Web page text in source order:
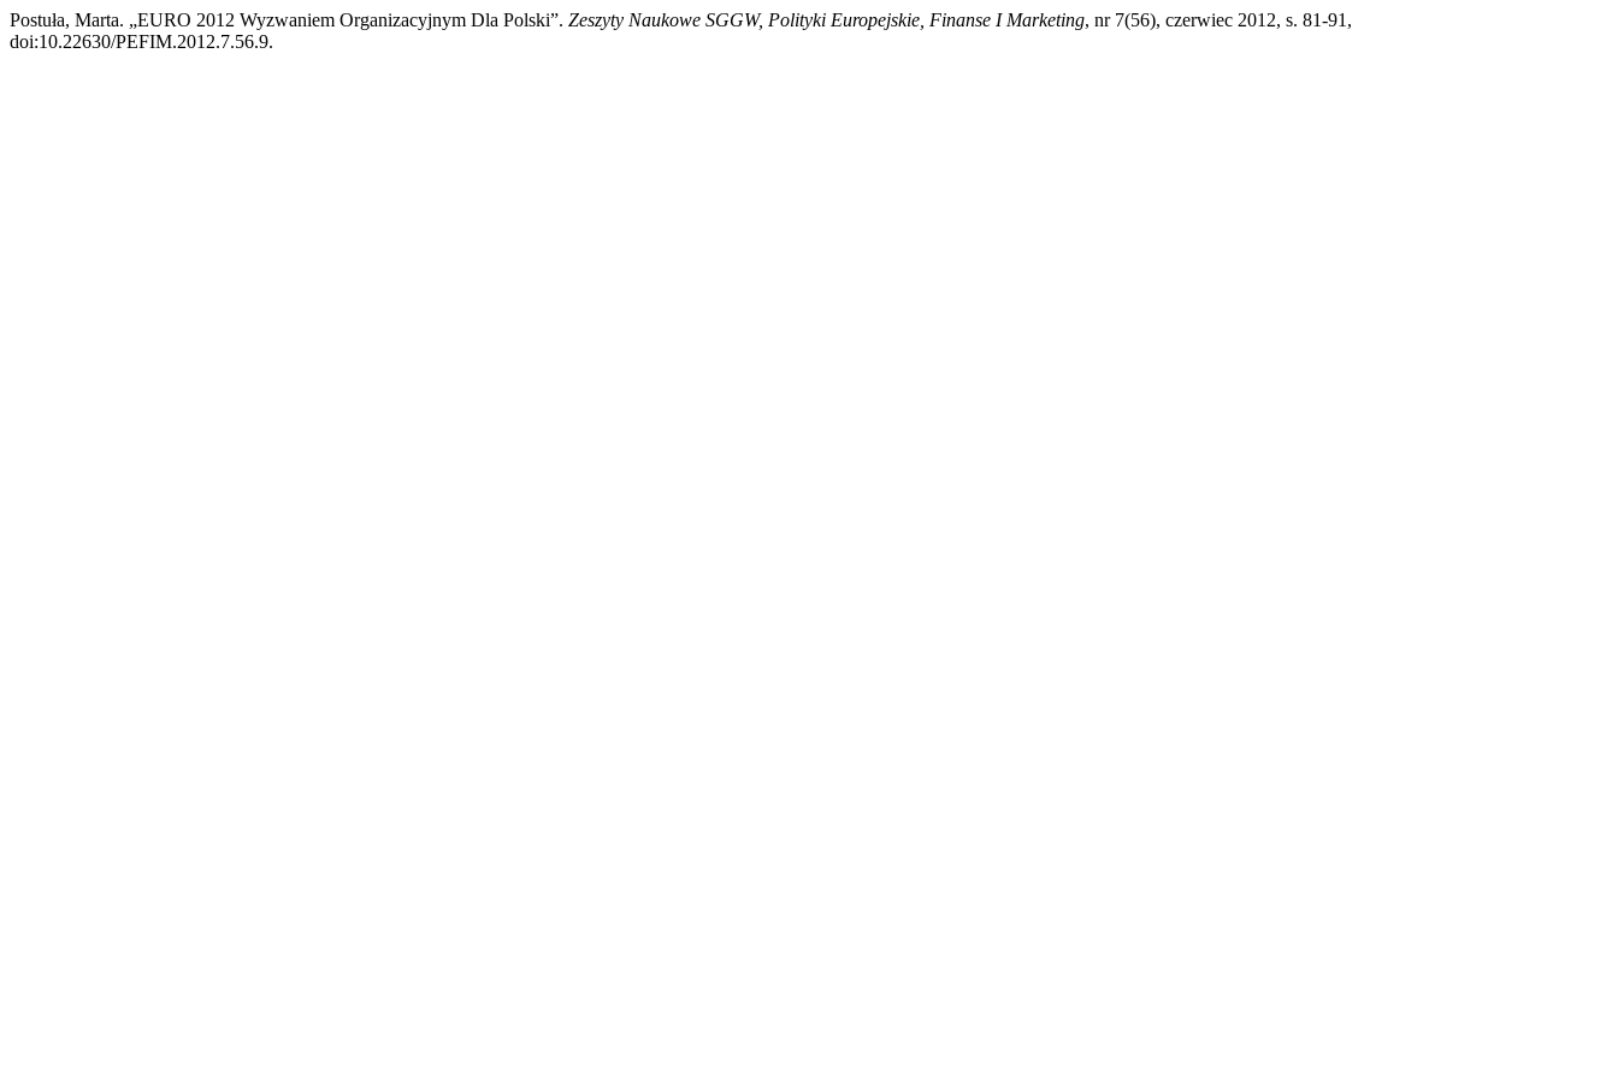
Postuła, Marta. „EURO 2012 Wyzwaniem Organizacyjnym Dla Polski”. Zeszyty Naukowe SGGW, Polityki Europejskie, Finanse I Marketing, nr 7(56), czerwiec 2012, s. 81-91,
doi:10.22630/PEFIM.2012.7.56.9.